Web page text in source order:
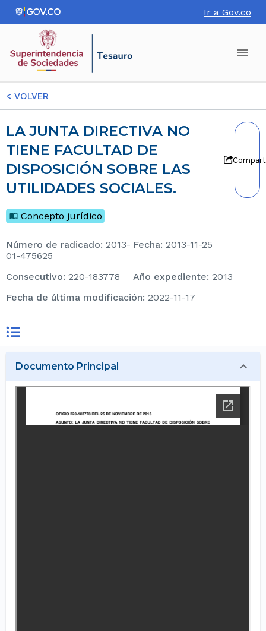
Ir a Gov.co
< VOLVER
LA JUNTA DIRECTIVA NO
TIENE FACULTAD DE
DISPOSICIÓN SOBRE LAS
UTILIDADES SOCIALES.
Concepto jurídico
Número de radicado: 2013-
01-475625
Fecha: 2013-11-25
consecutivo: 220-183778 Año expediente: 2013
Fecha de última modificación: 2022-11-17
Documento Principal